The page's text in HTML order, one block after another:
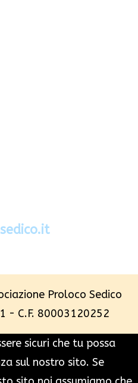
Proloco Sedico
- C.F. 80003120252
sicuri che tu possa
sul nostro sito. Se